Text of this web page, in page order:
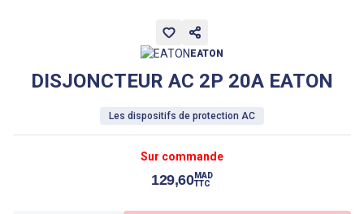
EATON
DISJONCTEUR AC 2P 20A EATON
Les dispositifs de protection AC
Sur commande
129,60 MAD
TTC